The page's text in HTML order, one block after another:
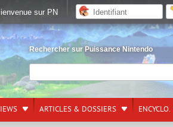
Rechercher sur Puissance Nintendo
ARTICLES & DOSSIERS ENCYCLO.
sur PN